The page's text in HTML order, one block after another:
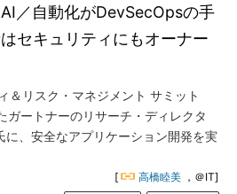
／自動化がDevSecOpsの手
セキュリティにもオーナー
＆リスク・マネジメント サミット
ガートナーのリサーチ・ディレクタ
に、安全なアプリケーション開発を実
[ 高橋睦美 ，＠IT]